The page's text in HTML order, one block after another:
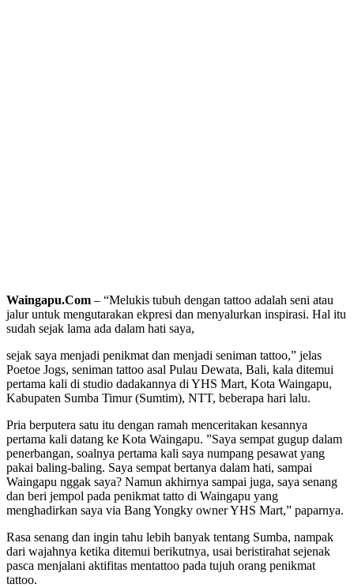
Waingapu.Com – “Melukis tubuh dengan tattoo adalah seni atau
jalur untuk mengutarakan ekpresi dan menyalurkan inspirasi. Hal itu
sudah sejak lama ada dalam hati saya,
sejak saya menjadi penikmat dan menjadi seniman tattoo,” jelas
Poetoe Jogs, seniman tattoo asal Pulau Dewata, Bali, kala ditemui
pertama kali di studio dadakannya di YHS Mart, Kota Waingapu,
Kabupaten Sumba Timur (Sumtim), NTT, beberapa hari lalu.
Pria berputera satu itu dengan ramah menceritakan kesannya
pertama kali datang ke Kota Waingapu. ”Saya sempat gugup dalam
penerbangan, soalnya pertama kali saya numpang pesawat yang
pakai baling-baling. Saya sempat bertanya dalam hati, sampai
Waingapu nggak saya? Namun akhirnya sampai juga, saya senang
dan beri jempol pada penikmat tatto di Waingapu yang
menghadirkan saya via Bang Yongky owner YHS Mart,” paparnya.
Rasa senang dan ingin tahu lebih banyak tentang Sumba, nampak
dari wajahnya ketika ditemui berikutnya, usai beristirahat sejenak
pasca menjalani aktifitas mentattoo pada tujuh orang penikmat
tattoo.